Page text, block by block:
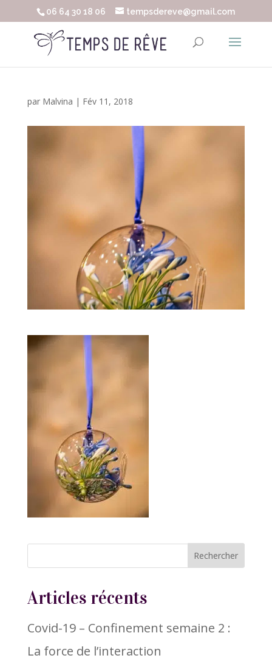
06 64 30 18 06 tempsdereve@gmail.com
par Malvina | Fév 11, 2018
Articles récents
Covid-19 – Confinement semaine 2 :
La force de l’interaction